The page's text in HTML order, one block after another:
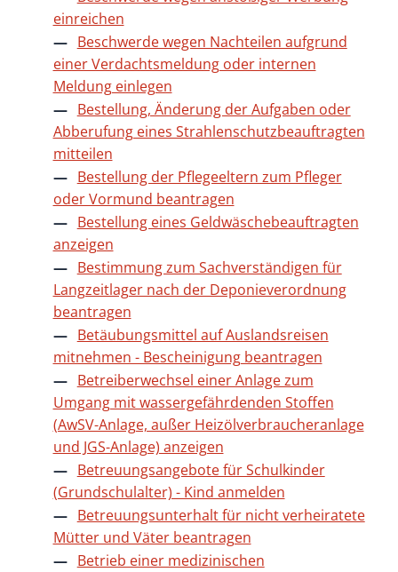
einreichen
Beschwerde wegen Nachteilen aufgrund
einer Verdachtsmeldung oder internen
Meldung einlegen
Bestellung, Änderung der Aufgaben oder
Abberufung eines Strahlenschutzbeauftragten
mitteilen
Bestellung der Pflegeeltern zum Pfleger
oder Vormund beantragen
Bestellung eines Geldwäschebeauftragten
anzeigen
Bestimmung zum Sachverständigen für
Langzeitlager nach der Deponieverordnung
beantragen
Betäubungsmittel auf Auslandsreisen
mitnehmen - Bescheinigung beantragen
Betreiberwechsel einer Anlage zum
Umgang mit wassergefährdenden Stoffen
(AwSV-Anlage, außer Heizölverbraucheranlage
und JGS-Anlage) anzeigen
Betreuungsangebote für Schulkinder
(Grundschulalter) - Kind anmelden
Betreuungsunterhalt für nicht verheiratete
Mütter und Väter beantragen
Betrieb einer medizinischen